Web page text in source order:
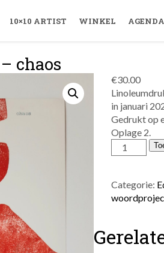
10×10 ARTIST WINKEL AGENDA
chaos
€30.00
in januari
Gedrukt op
Oplage 2.
Edith
Brouwer
chaos
aantal
Categorie: